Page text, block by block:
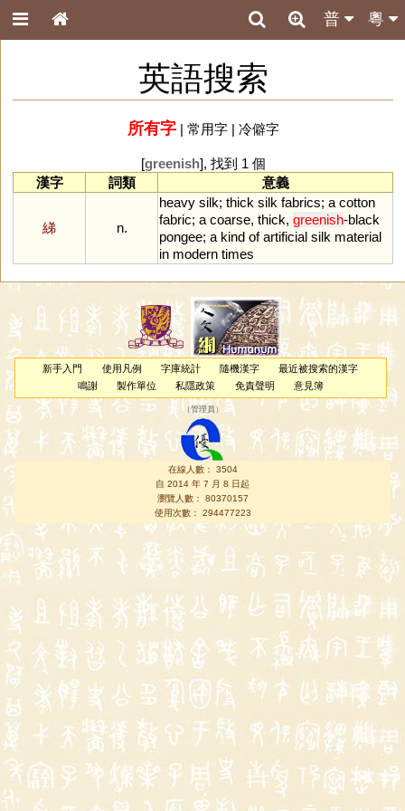
粵
普
英語搜索
所有字| 常用字| 冷僻字
[greenish], 找到 1 個
漢字
詞類 意義
綈 n.
heavy silk; thick silk fabrics; a cotton
fabric; a coarse, thick, greenish-black
pongee; a kind of artificial silk material
in modern times
新手入門 使用凡例 字庫統計 隨機漢字
最近被搜索的漢字
鳴謝
製作單位 私隱政策 免責聲明 意見簿
（管理員 ）
在線人數： 3504
自 2014 年 7 月 8 日起
瀏覽人數： 80370157
使用次數： 294477223